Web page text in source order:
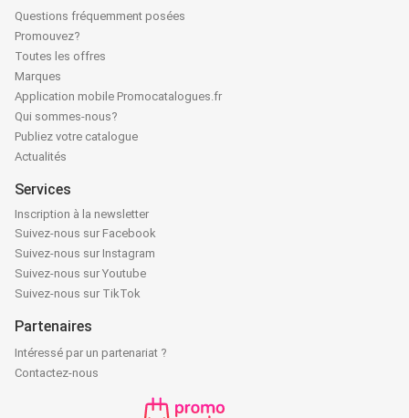
Questions fréquemment posées
Promouvez?
Toutes les offres
Marques
Application mobile Promocatalogues.fr
Qui sommes-nous?
Publiez votre catalogue
Actualités
Services
Inscription à la newsletter
Suivez-nous sur Facebook
Suivez-nous sur Instagram
Suivez-nous sur Youtube
Suivez-nous sur TikTok
Partenaires
Intéressé par un partenariat ?
Contactez-nous